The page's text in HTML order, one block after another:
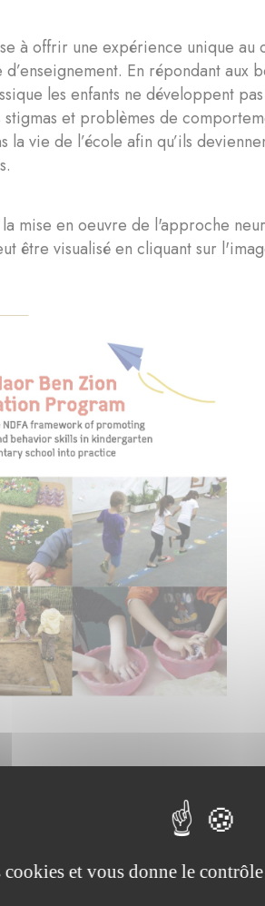
à offrir une expérience unique
En répondant aux
les enfants ne développent
et problèmes de
la vie de l’école afin qu’ils
mise en oeuvre de l'approche
être visualisé en cliquant sur
l'image ci-dessous pour découvrir la
welcomeet vous donne le